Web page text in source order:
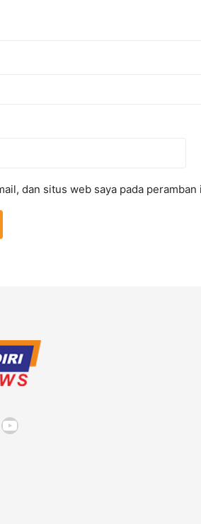
dan situs web saya pada
YouTube